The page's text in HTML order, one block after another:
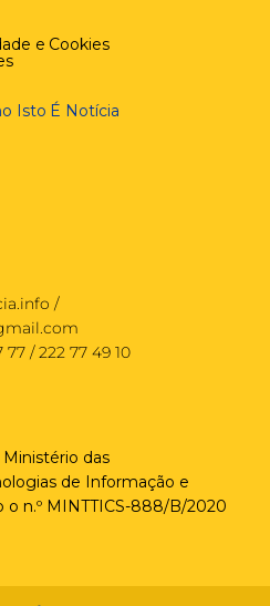
e Cookies
Isto É Notícia
/
77 / 222 77 49 10
das
de Informação e
o n.º MINTTICS-888/B/2020